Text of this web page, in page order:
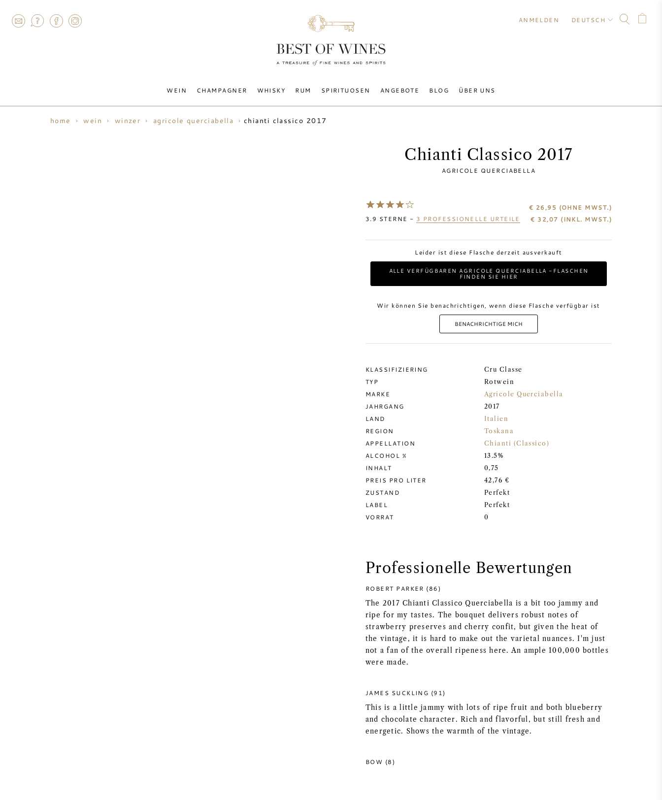
WEIN CHAMPAGNER WHISKY RUM SPIRITUOSEN ANGEBOTE BLOG ÜBER UNS
ANMELDEN DEUTSCH
home wein winzer agricole querciabella chianti classico 2017
Chianti Classico 2017
AGRICOLE QUERCIABELLA
3.9 STERNE - 3 PROFESSIONELLE URTEILE
€ 26,95 (OHNE MWST.)
€ 32,07 (INKL. MWST.)
Leider ist diese Flasche derzeit ausverkauft
ALLE VERFÜGBAREN AGRICOLE QUERCIABELLA -FLASCHEN
FINDEN SIE HIER
Wir können Sie benachrichtigen, wenn diese Flasche verfügbar ist
BENACHRICHTIGE MICH
KLASSIFIZIERING Cru Classe
TYP Rotwein
MARKE Agricole Querciabella
JAHRGANG 2017
LAND Italien
REGION Toskana
APPELLATION Chianti (Classico)
ALCOHOL % 13.5%
INHALT 0,75
PREIS PRO LITER 42,76 €
ZUSTAND Perfekt
LABEL Perfekt
VORRAT 0
Professionelle Bewertungen
ROBERT PARKER (86)
The 2017 Chianti Classico Querciabella is a bit too jammy and
ripe for my tastes. The bouquet delivers robust notes of
strawberry preserves and cherry confit, but given the heat of
the vintage, it is hard to make out the varietal nuances. I'm just
not a fan of the overall ripeness here. An ample 100,000 bottles
were made.
JAMES SUCKLING (91)
This is a little jammy with lots of ripe fruit and both blueberry
and chocolate character. Rich and flavorful, but still fresh and
energetic. Shows the warmth of the vintage.
BOW (8)